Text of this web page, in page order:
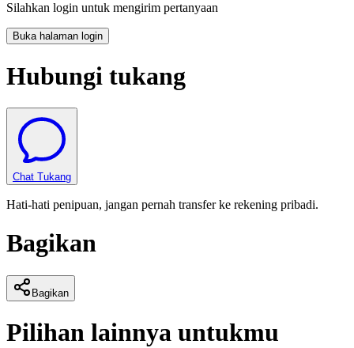
Silahkan login untuk mengirim pertanyaan
Buka halaman login
Hubungi tukang
Chat Tukang
Hati-hati penipuan, jangan pernah transfer ke rekening pribadi.
Bagikan
Bagikan
Pilihan lainnya untukmu